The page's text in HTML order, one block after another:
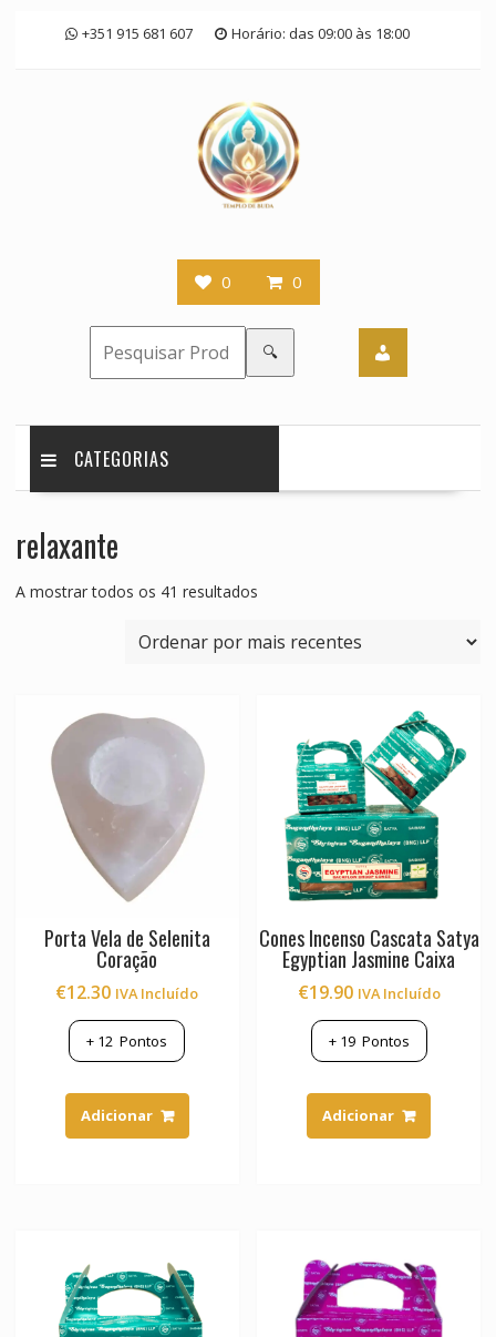
+351 915 681 607 Horário: das 09:00 às 18:00
0 0
🔍
CATEGORIAS
relaxante
A mostrar todos os 41 resultadosOrdenado
mais
Porta Vela de Selenita
Coração
€12.30 IVA Incluído
+ 12 Pontos
Adicionar
Cones Incenso Cascata Satya
Egyptian Jasmine Caixa
€19.90 IVA Incluído
+ 19Pontos
Adicionar